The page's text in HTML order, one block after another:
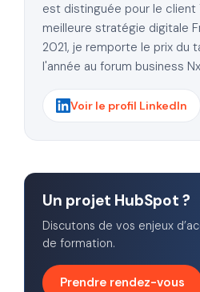
est distinguée pour le client
meilleure stratégie digitale
2021, je remporte le prix du
l'année au forum business
Voir le profil LinkedIn
Un projet HubSpot ?
Discutons de vos enjeux
de formation.
Prendre rendez-vous